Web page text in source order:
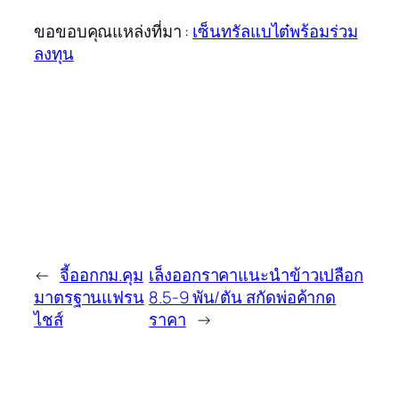
ขอขอบคุณแหล่งที่มา : เซ็นทรัลแบไต๋พร้อมร่วม
ลงทุน
← จี้ออกกม.คุม
มาตรฐานแฟรน
ไชส์
เล็งออกราคาแนะนำข้าวเปลือก
8.5-9 พัน/ตัน สกัดพ่อค้ากด
ราคา →